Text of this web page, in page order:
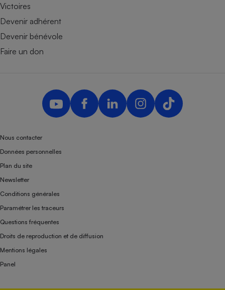
Victoires
Devenir adhérent
Devenir bénévole
Faire un don
Nous contacter
Données personnelles
Plan du site
Newsletter
Conditions générales
Paramétrer les traceurs
Questions fréquentes
Droits de reproduction et de diffusion
Mentions légales
Panel